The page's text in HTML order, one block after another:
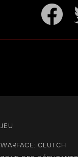
JEU
WARFACE: CLUTCH